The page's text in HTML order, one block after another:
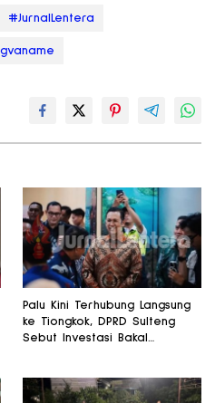
#JurnalLentera
Palu Kini Terhubung Langsung
ke Tiongkok, DPRD Sulteng
Sebut Investasi Bakal